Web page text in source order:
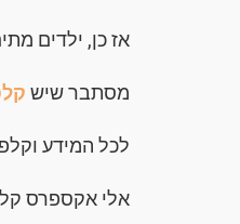
אז כן, ילדים
מסתבר שיש
לכל המידע
אלי אקספרס